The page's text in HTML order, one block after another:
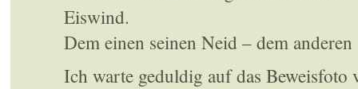
Eiswind.
Dem einen seinen Neid – dem
Ich warte geduldig auf das Beweisfoto